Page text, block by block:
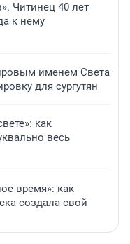
Читинец 40 лет
к нему
именем Света
для сургутян
как
весь
время»: как
создала свой